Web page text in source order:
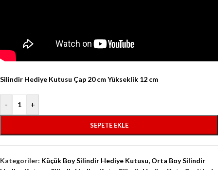
Silindir Hediye Kutusu Çap 20 cm Yükseklik 12 cm
- +
SEPETE EKLE
Kategoriler: Küçük Boy Silindir Hediye Kutusu, Orta Boy Silindir